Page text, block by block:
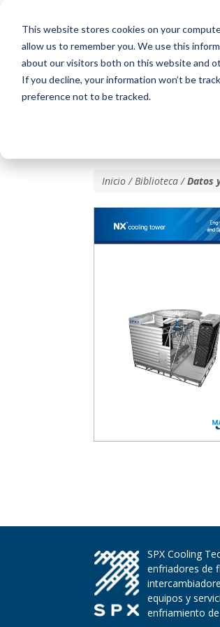
This website stores cookies on your
allow us to remember you. We use this
about our visitors both on this website and
If you decline, your information won’t be
preference not to be tracked.
Datos y
Inicio / Biblioteca /Datos
SPX Cooling
enfriadores de
equipos y
enfriamiento